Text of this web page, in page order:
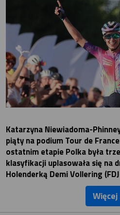
Katarzyna Niewiadoma-
piąty na podium Tour de
ostatnim etapie Polka była
klasyfikacji uplasowała się na
Holenderką Demi Vollering
Więcej